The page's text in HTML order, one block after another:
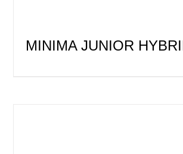
MINIMA JUNIOR